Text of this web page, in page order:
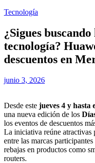
Tecnología
¿Sigues
tecnología?
descuentos en
junio 3, 2026
Desde este jueves 4 y hasta
una nueva edición de los
los eventos de descuentos
La iniciativa reúne atractivas
entre las marcas participantes
rebajas en productos como
routers.